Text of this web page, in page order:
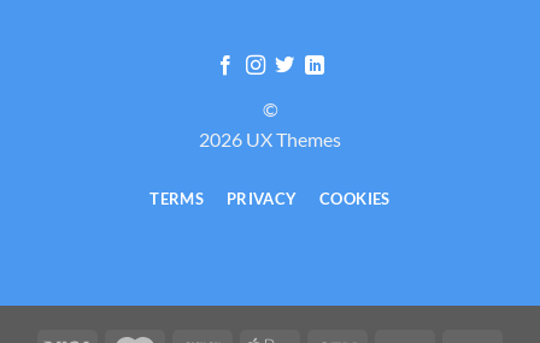
©
2026 UX Themes
TERMS PRIVACY COOKIES